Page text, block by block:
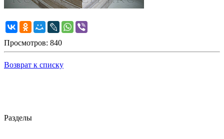
Просмотров: 840
Возврат к списку
Разделы